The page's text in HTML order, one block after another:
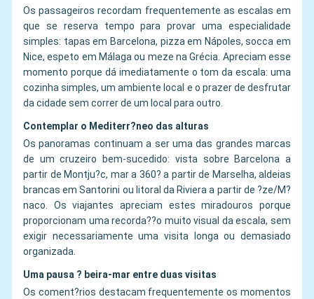
Os passageiros recordam frequentemente as escalas em
que se reserva tempo para provar uma especialidade
simples: tapas em Barcelona, pizza em Nápoles, socca em
Nice, espeto em Málaga ou meze na Grécia. Apreciam esse
momento porque dá imediatamente o tom da escala: uma
cozinha simples, um ambiente local e o prazer de desfrutar
da cidade sem correr de um local para outro.
Contemplar o Mediterr?neo das alturas
Os panoramas continuam a ser uma das grandes marcas
de um cruzeiro bem-sucedido: vista sobre Barcelona a
partir de Montju?c, mar a 360? a partir de Marselha, aldeias
brancas em Santorini ou litoral da Riviera a partir de ?ze/M?
naco. Os viajantes apreciam estes miradouros porque
proporcionam uma recorda??o muito visual da escala, sem
exigir necessariamente uma visita longa ou demasiado
organizada.
Uma pausa ? beira-mar entre duas visitas
Os coment?rios destacam frequentemente os momentos